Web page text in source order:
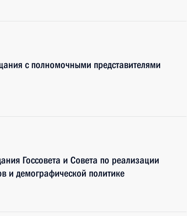
с полномочными представителями
Госсовета и Совета по реализации
и демографической политике